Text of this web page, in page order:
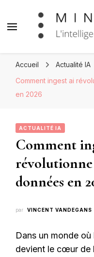
Accueil
Actualité IA
Comment ingest ai
en 2026
ACTUALITÉ IA
Comment
révolutionne
données en
par VINCENT VANDEGANS
Dans un monde où
devient le cœur de